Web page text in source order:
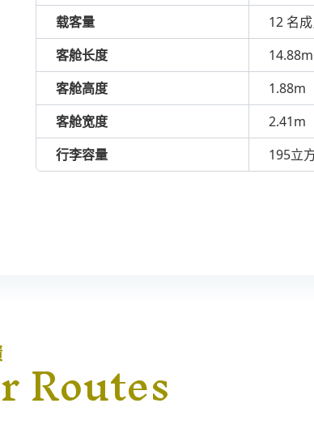
载客量
12 名成
客舱长度
14.88m
客舱高度
1.88m
客舱宽度
2.41m
行李容量
195立
Routes